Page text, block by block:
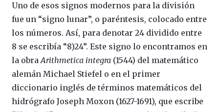
Uno de esos signos modernos para la división
fue un “signo lunar”, o paréntesis, colocado entre
los números. Así, para denotar 24 dividido entre
8 se escribía “8)24”. Este signo lo encontramos en
la obraArithmetica integra (1544) del matemático
alemán Michael Stiefel o en el primer
diccionario inglés de términos matemáticos del
hidrógrafo Joseph Moxon (1627-1691), que escribe